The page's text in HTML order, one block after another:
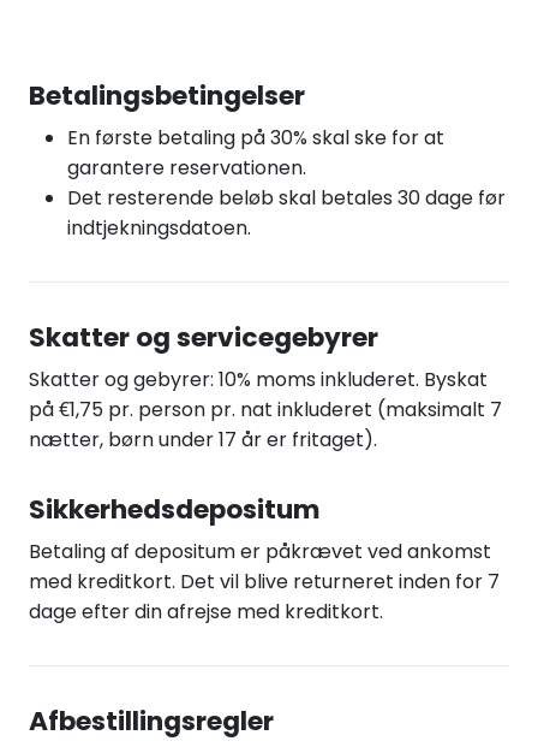
Betalingsbetingelser
En første betaling på 30% skal ske for at
garantere reservationen.
Det resterende beløb skal betales 30 dage før
indtjekningsdatoen.
Skatter og servicegebyrer
Skatter og gebyrer: 10% moms inkluderet. Byskat
på €1,75 pr. person pr. nat inkluderet (maksimalt 7
nætter, børn under 17 år er fritaget).
Sikkerhedsdepositum
Betaling af depositum er påkrævet ved ankomst
med kreditkort. Det vil blive returneret inden for 7
dage efter din afrejse med kreditkort.
Afbestillingsregler